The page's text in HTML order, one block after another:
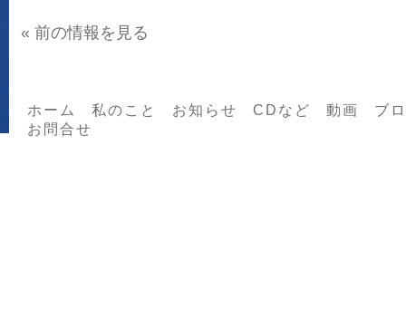
« 前の情報を見る
ホーム 私のこと お知らせ CDなど 動画
ブ
お問合せ